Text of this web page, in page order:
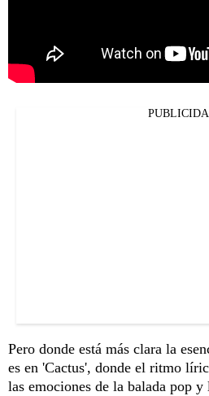
Pero donde está más clara la
es en 'Cactus', donde el ritmo
las emociones de la balada pop